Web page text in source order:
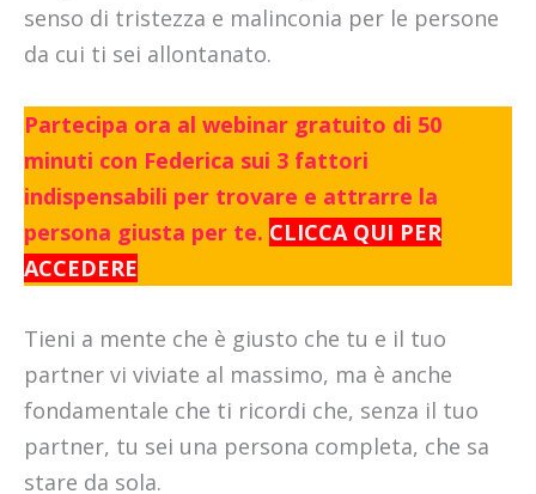
senso di tristezza e malinconia per le persone
da cui ti sei allontanato.
Partecipa ora al webinar gratuito di 50
minuti con Federica sui 3 fattori
indispensabili per trovare e attrarre la
persona giusta per te. CLICCA QUI PER
ACCEDERE
Tieni a mente che è giusto che tu e il tuo
partner vi viviate al massimo, ma è anche
fondamentale che ti ricordi che, senza il tuo
partner, tu sei una persona completa, che sa
stare da sola.